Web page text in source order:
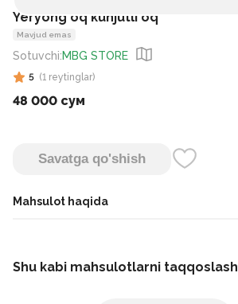
Yeryong`oq kunjutli oq
Mavjud emas
Sotuvchi:MBG STORE
5 (1 reytinglar)
48 000 сум
Savatga qo'shish
Mahsulot haqida
Shu kabi mahsulotlarni taqqoslash